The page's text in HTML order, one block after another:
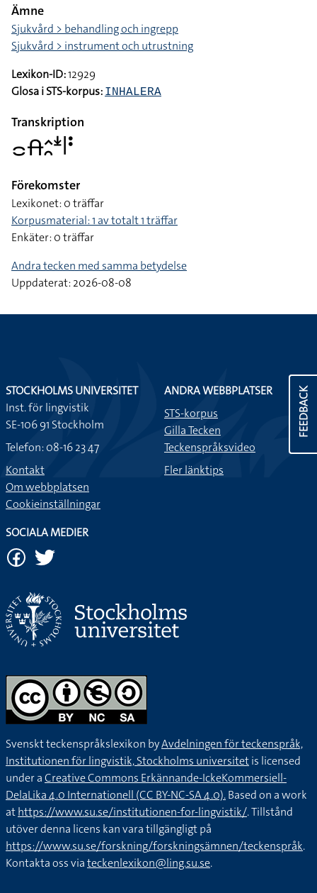
Ämne
Sjukvård > behandling och ingrepp
Sjukvård > instrument och utrustning
Lexikon-ID:12929
Glosa i STS-korpus: INHALERA
Transkription
􌤌􌤯􌤵􌥘􌥶􌥼􌥻
Förekomster
Lexikonet: 0 träffar
Korpusmaterial: 1 av totalt 1 träffar
Enkäter: 0 träffar
Andra tecken med samma betydelse
Uppdaterat: 2026-08-08
FEEDBACK
STOCKHOLMS UNIVERSITET
Inst. för lingvistik
SE-106 91 Stockholm
Telefon: 08-16 23 47
Kontakt
Om webbplatsen
Cookieinställningar
ANDRA WEBBPLATSER
STS-korpus
Gilla Tecken
Teckenspråksvideo
Fler länktips
SOCIALA MEDIER
Svenskt teckenspråkslexikon byAvdelningen för teckenspråk,
Institutionen för lingvistik, Stockholms universitetis licensed
under aCreative Commons Erkännande-IckeKommersiell-
DelaLika 4.0 Internationell (CC BY-NC-SA 4.0).Based on a work
athttps://www.su.se/institutionen-for-lingvistik/. Tillstånd
utöver denna licens kan vara tillgängligt på
https://www.su.se/forskning/forskningsämnen/teckenspråk.
Kontakta oss viateckenlexikon@ling.su.se.